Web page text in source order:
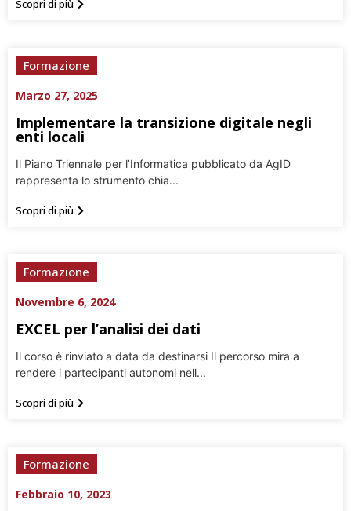
Scopri di più
Formazione
Marzo 27, 2025
Implementare la transizione digitale negli
enti locali
Il Piano Triennale per l’Informatica pubblicato da AgID
rappresenta lo strumento chia...
Scopri di più
Formazione
Novembre 6, 2024
EXCEL per l’analisi dei dati
Il corso è rinviato a data da destinarsi Il percorso mira a
rendere i partecipanti autonomi nell...
Scopri di più
Formazione
Febbraio 10, 2023